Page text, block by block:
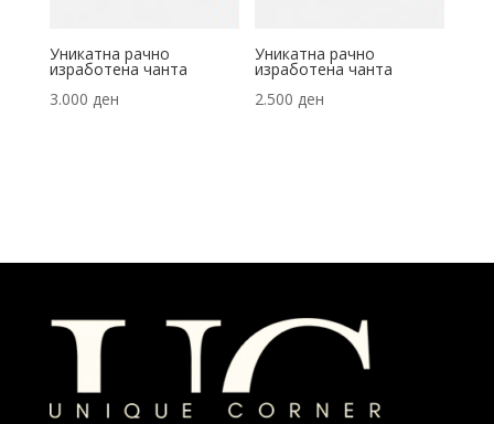
Уникатна рачно
изработена чанта
3.000 ден
Уникатна рачно
изработена чанта
2.500 ден